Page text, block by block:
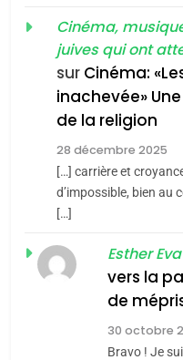
Cinéma,
juives qui ont
sur Cinéma:
inachevée»
de la religion
28 décembre 2025
[…] carrière et
d’impossible, bien au
[…]
Esther
vers la
de
30 octobre
Bravo ! Je
CE
du
DAFINA